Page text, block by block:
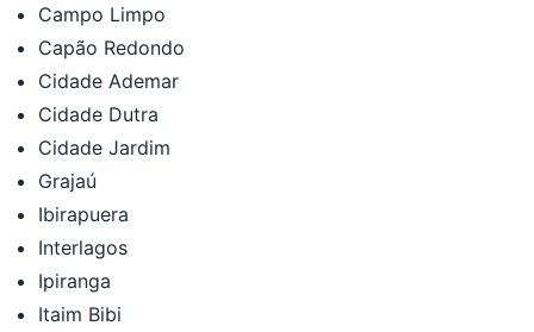
Campo Limpo
Capão Redondo
Cidade Ademar
Cidade Dutra
Cidade Jardim
Grajaú
Ibirapuera
Interlagos
Ipiranga
Itaim Bibi